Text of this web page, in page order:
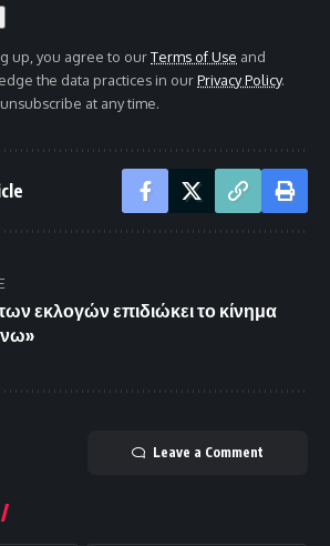
up, you agree to ourTerms of Use and
the data practices in ourPrivacy Policy.
at any time.
εκλογών επιδιώκει το κίνημα
Leave a Comment